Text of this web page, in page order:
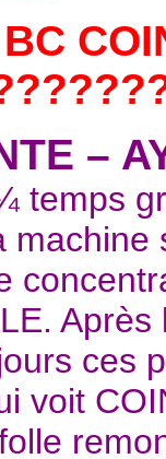
–
temps
ces
voit